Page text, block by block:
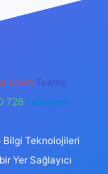
Teams:
726 Telegram:
Bilgi Teknolojileri
Yer Sağlayıcı